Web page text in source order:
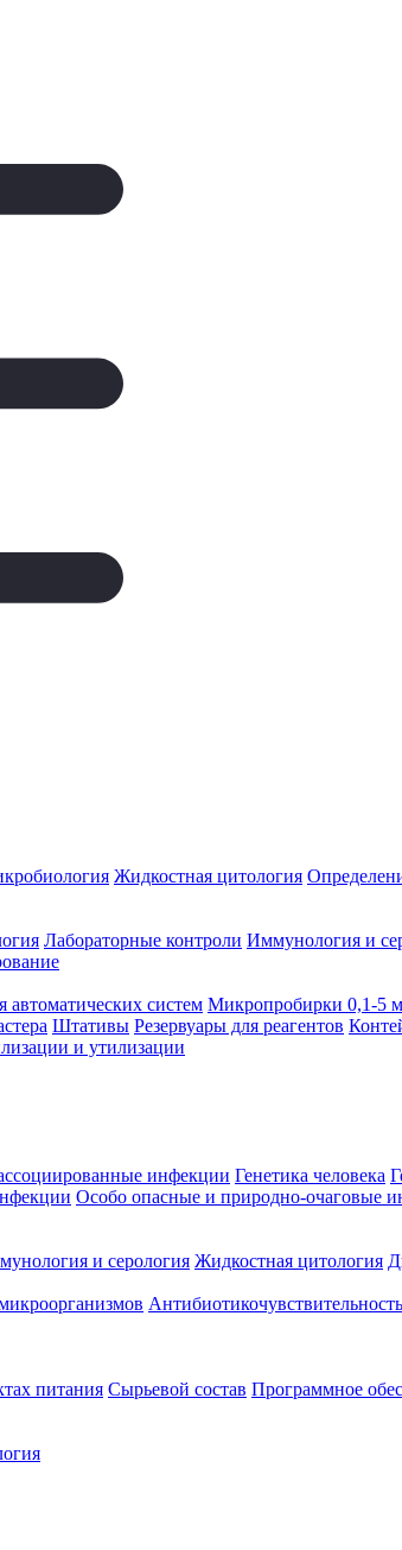
Жидкостная цитология
Лабораторные контроли Иммунология и
автоматических систем Микропробирки 0,1-5
Штативы Резервуары для реагентов
и утилизации
инфекции Генетика человека
Особо опасные и природно-очаговые
и серология Жидкостная цитология
Антибиотикочувствительность
питания Сырьевой состав Программное